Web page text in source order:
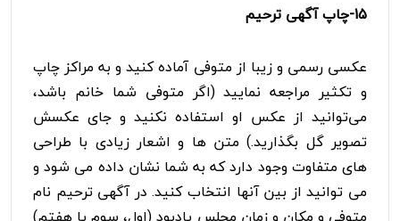
15- چاپ آگهی ترحیم
عکسی رسمی و زیبا از متوفی آماده کنید و به مراکز چاپ
و تکثیر مراجعه نمایید (اگر متوفی شما خانم باشد،
می‌توانید از عکس او استفاده نکنید و جای عکسش
تصویر گل بگذارید.) متن ها و اشعار زیادی با طراحی
های متفاوت وجود دارد که به شما نشان داده می شود و
می توانید از بین آنها انتخاب کنید. در آگهی ترحیم نام